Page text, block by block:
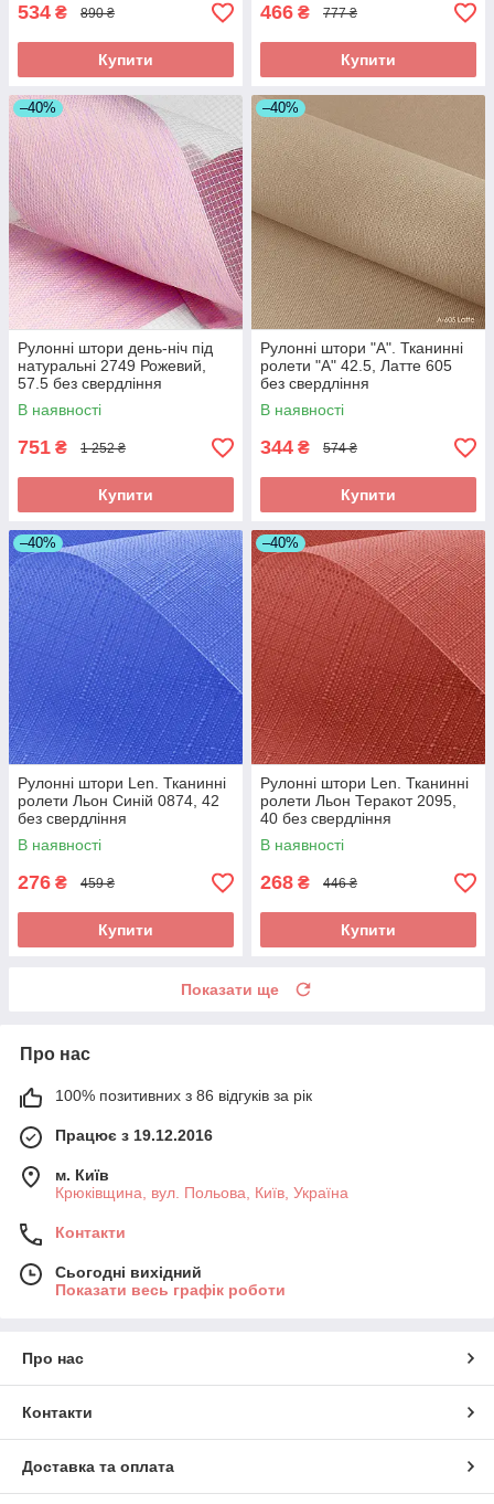
534 ₴ 890 ₴
Купити
466 ₴ 777 ₴
Купити
–40%
Рулонні штори день-ніч під
натуральні 2749 Рожевий,
57.5 без свердління
В наявності
751 ₴ 1 252 ₴
Купити
–40%
Рулонні штори "A". Тканинні
ролети "А" 42.5, Латте 605
без свердління
В наявності
344 ₴ 574 ₴
Купити
–40%
Рулонні штори Len. Тканинні
ролети Льон Синій 0874, 42
без свердління
В наявності
276 ₴ 459 ₴
Купити
–40%
Рулонні штори Len. Тканинні
ролети Льон Теракот 2095,
40 без свердління
В наявності
268 ₴ 446 ₴
Купити
Показати ще
Про нас
100% позитивних з 86 відгуків за рік
Працює з 19.12.2016
м. Київ
Крюківщина, вул. Польова, Київ, Україна
Контакти
Сьогодні вихідний
Показати весь графік роботи
Про нас
Контакти
Доставка та оплата